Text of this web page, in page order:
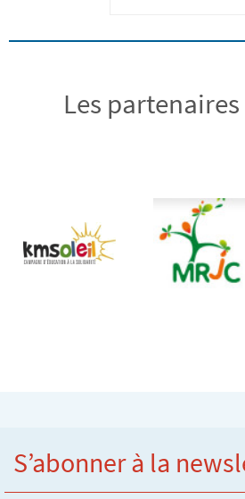
Les partenaires
S’abonner à la